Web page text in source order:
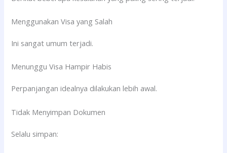
Menggunakan Visa yang Salah
Ini sangat umum terjadi.
Menunggu Visa Hampir Habis
Perpanjangan idealnya dilakukan lebih awal.
Tidak Menyimpan Dokumen
Selalu simpan: